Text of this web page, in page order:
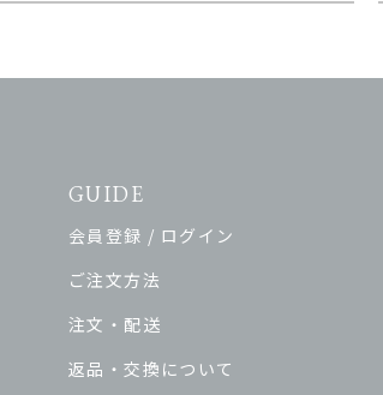
GUIDE
会員登録 / ログイン
ご注文方法
注文・配送
返品・交換について